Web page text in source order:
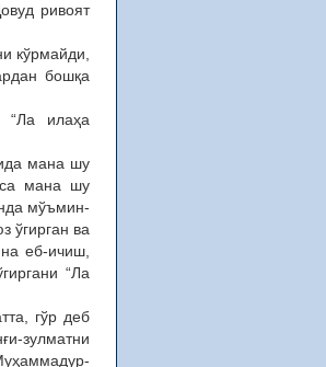
ривоят
кўрмайди,
бошқа
“Ла илаҳа
мана шу
мана шу
мўъмин-
ўгирган ва
еб-ичиш,
“Ла
гўр деб
зулматни